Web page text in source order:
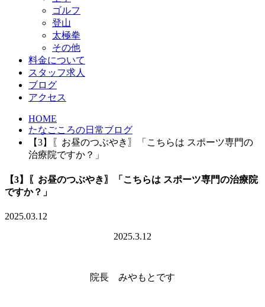
ゴルフ
登山
太極拳
その他
料金について
スタッフ求人
ブログ
アクセス
HOME
たなごころの日常ブログ
【3】〖お昼のつぶやき〗「こちらは スポーツ専門の
治療院ですか？」
【3】〖お昼のつぶやき〗「こちらは スポーツ専門の治療院
ですか？」
2025.03.12
2025.3.12
院長 みやもとです